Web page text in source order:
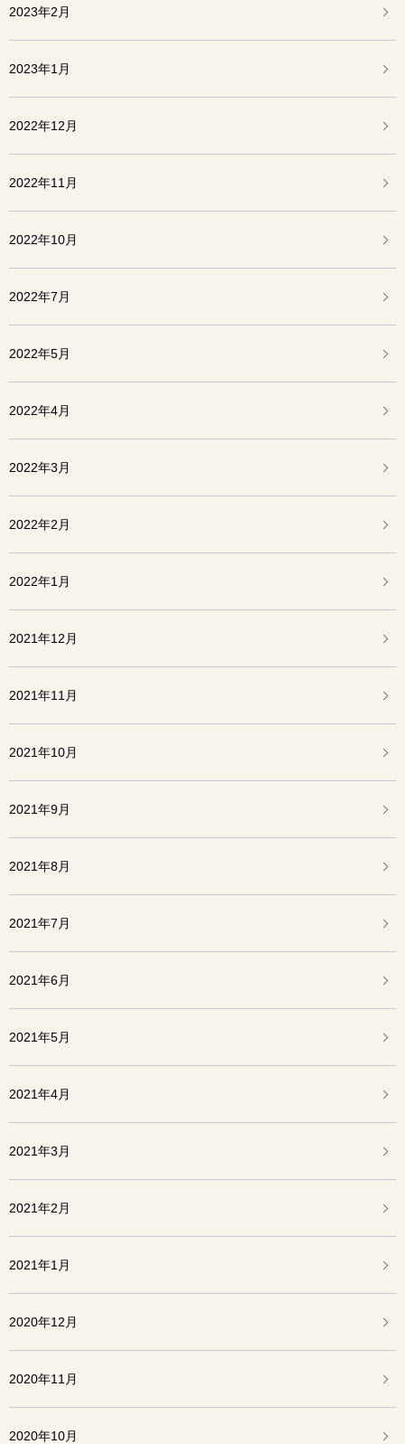
2023年2月
2023年1月
2022年12月
2022年11月
2022年10月
2022年7月
2022年5月
2022年4月
2022年3月
2022年2月
2022年1月
2021年12月
2021年11月
2021年10月
2021年9月
2021年8月
2021年7月
2021年6月
2021年5月
2021年4月
2021年3月
2021年2月
2021年1月
2020年12月
2020年11月
2020年10月